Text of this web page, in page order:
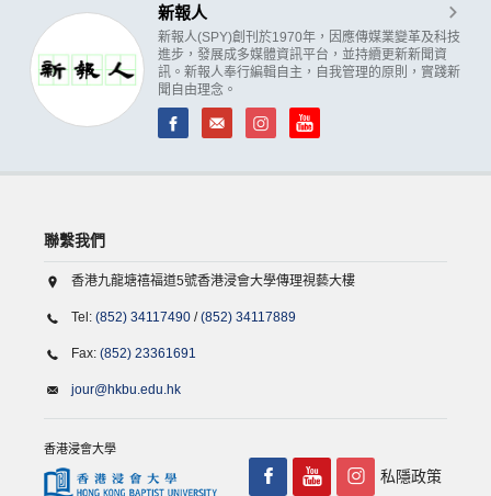
新報人
新報人(SPY)創刊於1970年，因應傳媒業變革及科技
進步，發展成多媒體資訊平台，並持續更新新聞資
訊。新報人奉行編輯自主，自我管理的原則，實踐新
聞自由理念。
聯繫我們
香港九龍塘禧福道5號香港浸會大學傳理視藝大樓
Tel: (852) 34117490 /(852) 34117889
Fax: (852) 23361691
jour@hkbu.edu.hk
香港浸會大學
私隱政策